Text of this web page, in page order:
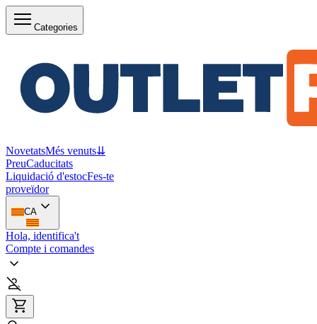
Categories
NovetatsMés venuts⇊
PreuCaducitats
Liquidació d'estocFes-te
proveïdor
CA
Hola, identifica't
Compte i comandes